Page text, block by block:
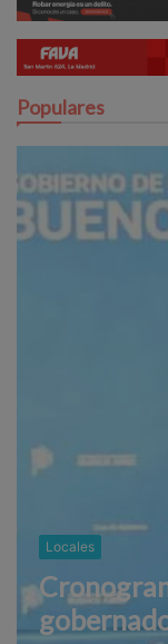
Populares
Locales